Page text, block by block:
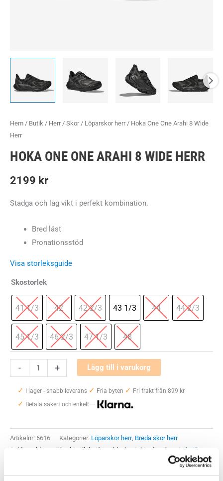
Hem / Butik / Herr/ Skor/ Löparskor herr/ Hoka One One Arahi 8 Wide
Herr
HOKA ONE ONE ARAHI 8 WIDE HERR
2199 kr
Stadga och låg vikt i perfekt kombination.
Bred läst
Pronationsstöd
Visa storleksguide
Skostorlek
41 1/3 42 42 2/3 43 1/3 44 44 2/3
45 1/3 46 2/3 47 1/3 48
-
One
One
Arahi
Herr
+ Lägg till i varukorg
✓ I lager - snabb leverans ✓ Fria byten ✓ Fri frakt från 899 kr
✓ Betala säkert och enkelt —
Artikelnr: 6616 Kategorier: Löparskor herr, Breda skor herr
Saldo weblager. För aktuellt butikssaldo, kontakta din närmsta butik